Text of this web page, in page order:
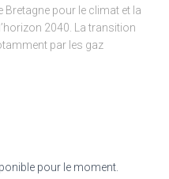
Bretagne pour le climat et la
2040. La transition
par les gaz
pour le moment.